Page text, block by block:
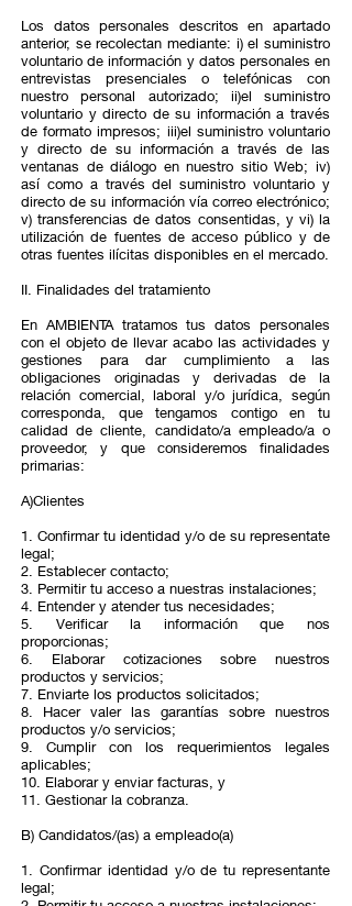
Los datos personales descritos en apartado
anterior, se recolectan mediante: i) el suministro
voluntario de información y datos personales en
entrevistas presenciales o telefónicas con
nuestro personal autorizado; ii)el suministro
voluntario y directo de su información a través
de formato impresos; iii)el suministro voluntario
y directo de su información a través de las
ventanas de diálogo en nuestro sitio Web; iv)
así como a través del suministro voluntario y
directo de su información vía correo electrónico;
v) transferencias de datos consentidas, y vi) la
utilización de fuentes de acceso público y de
otras fuentes ilícitas disponibles en el mercado.
II. Finalidades del tratamiento
En AMBIENTA tratamos tus datos personales
con el objeto de llevar acabo las actividades y
gestiones para dar cumplimiento a las
obligaciones originadas y derivadas de la
relación comercial, laboral y/o jurídica, según
corresponda, que tengamos contigo en tu
calidad de cliente, candidato/a empleado/a o
proveedor, y que consideremos finalidades
primarias:
A)Clientes
1. Confirmar tu identidad y/o de su representate
legal;
2. Establecer contacto;
3. Permitir tu acceso a nuestras instalaciones;
4. Entender y atender tus necesidades;
5. Verificar la información que nos
proporcionas;
6. Elaborar cotizaciones sobre nuestros
productos y servicios;
7. Enviarte los productos solicitados;
8. Hacer valer las garantías sobre nuestros
productos y/o servicios;
9. Cumplir con los requerimientos legales
aplicables;
10. Elaborar y enviar facturas, y
11. Gestionar la cobranza.
B) Candidatos/(as) a empleado(a)
1. Confirmar identidad y/o de tu representante
legal;